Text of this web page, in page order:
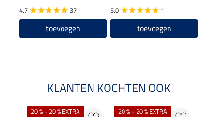
4.7 37
toevoegen
5.0 1
toevoegen
KLANTEN KOCHTEN OOK
20 % + 20 % EXTRA 20 % + 20 % EXTRA